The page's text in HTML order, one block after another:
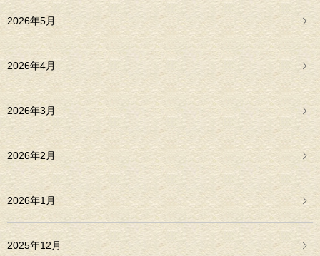
2026年5月
2026年4月
2026年3月
2026年2月
2026年1月
2025年12月